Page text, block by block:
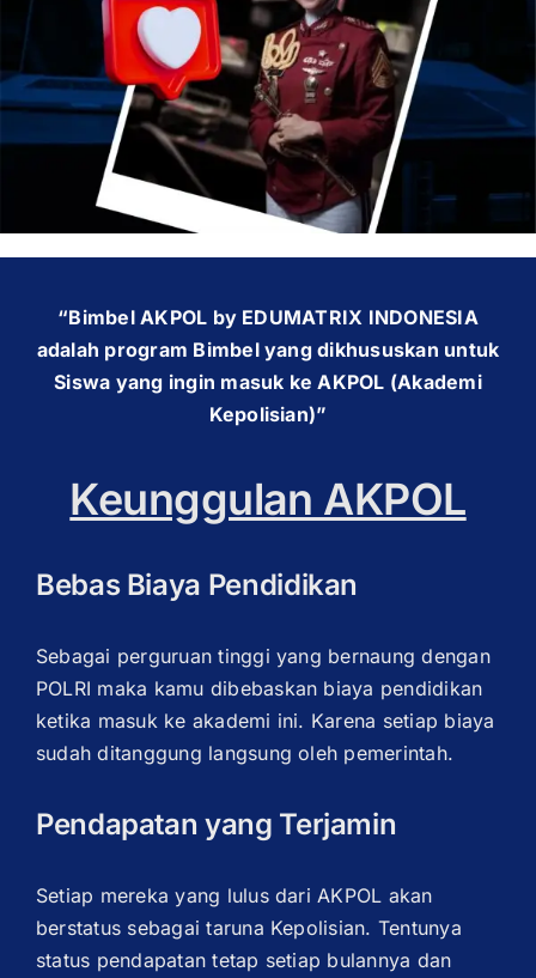
OUR PROGRAM
REGISTRATION
CONTACT US
“Bimbel AKPOL by EDUMATRIX INDONESIA
adalah program Bimbel yang dikhususkan untuk
Siswa yang ingin masuk ke AKPOL (Akademi
Kepolisian)”
Keunggulan AKPOL
Bebas Biaya Pendidikan
Sebagai perguruan tinggi yang bernaung dengan
POLRI maka kamu dibebaskan biaya pendidikan
ketika masuk ke akademi ini. Karena setiap biaya
sudah ditanggung langsung oleh pemerintah.
Pendapatan yang Terjamin
Setiap mereka yang lulus dari AKPOL akan
berstatus sebagai taruna Kepolisian. Tentunya
status pendapatan tetap setiap bulannya dan